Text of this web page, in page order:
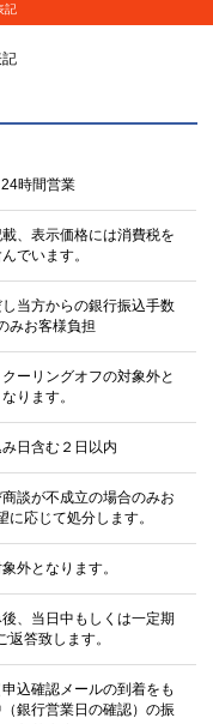
記
24時間営業
、表示価格には消費税を
でいます。
当方からの銀行振込手数
みお客様負担
ーリングオフの対象外と
なります。
日含む２日以内
談が不成立の場合のみお
に応じて処分します。
外となります。
、当日中もしくは一定期
返答致します。
込確認メールの到着をも
銀行営業日の確認）の振